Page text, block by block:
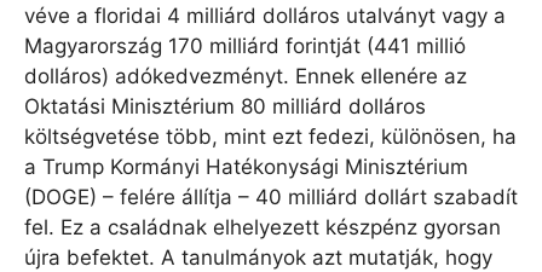
véve a floridai 4 milliárd dolláros utalványt vagy a
Magyarország 170 milliárd forintját (441 millió
dolláros) adókedvezményt. Ennek ellenére az
Oktatási Minisztérium 80 milliárd dolláros
költségvetése több, mint ezt fedezi, különösen, ha
a Trump Kormányi Hatékonysági Minisztérium
(DOGE) – felére állítja – 40 milliárd dollárt szabadít
fel. Ez a családnak elhelyezett készpénz gyorsan
újra befektet. A tanulmányok azt mutatják, hogy